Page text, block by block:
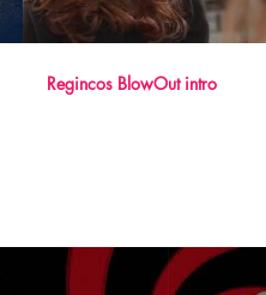
Regincos BlowOut intro